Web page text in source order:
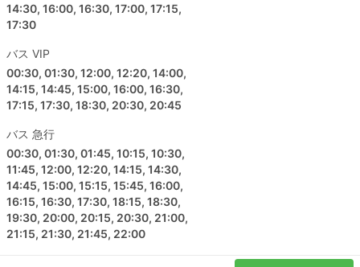
14:30, 16:00, 16:30, 17:00, 17:15,
17:30
バス VIP
00:30, 01:30, 12:00, 12:20, 14:00,
14:15, 14:45, 15:00, 16:00, 16:30,
17:15, 17:30, 18:30, 20:30, 20:45
バス 急行
00:30, 01:30, 01:45, 10:15, 10:30,
11:45, 12:00, 12:20, 14:15, 14:30,
14:45, 15:00, 15:15, 15:45, 16:00,
16:15, 16:30, 17:30, 18:15, 18:30,
19:30, 20:00, 20:15, 20:30, 21:00,
21:15, 21:30, 21:45, 22:00